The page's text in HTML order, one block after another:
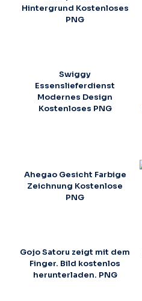
Hintergrund Kostenloses
PNG
Swiggy
Essenslieferdienst
Modernes Design
Kostenloses PNG
Ahegao Gesicht Farbige
Zeichnung Kostenlose
PNG
Gojo Satoru zeigt mit dem
Finger. Bild kostenlos
herunterladen. PNG